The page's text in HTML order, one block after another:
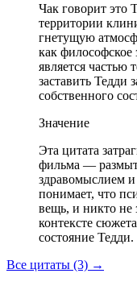
Чак говорит это
территории
гнетущую
как философское
является частью
заставить Тедди
собственного
Значение
Эта цитата
фильма —
здравомыслием
понимает, что
вещь, и никто не
контексте
состояние Тедди.
Все цитаты (3) →